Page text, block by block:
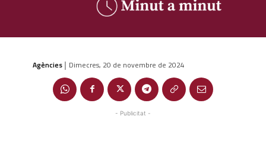
Agències | Dimecres, 20 de novembre de 2024
- Publicitat -